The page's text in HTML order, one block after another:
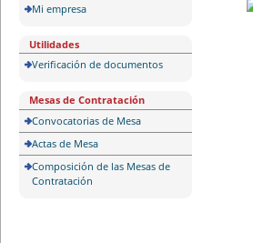
Mi empresa
Utilidades
Verificación de documentos
Mesas de Contratación
Convocatorias de Mesa
Actas de Mesa
Composición de las Mesas de
Contratación